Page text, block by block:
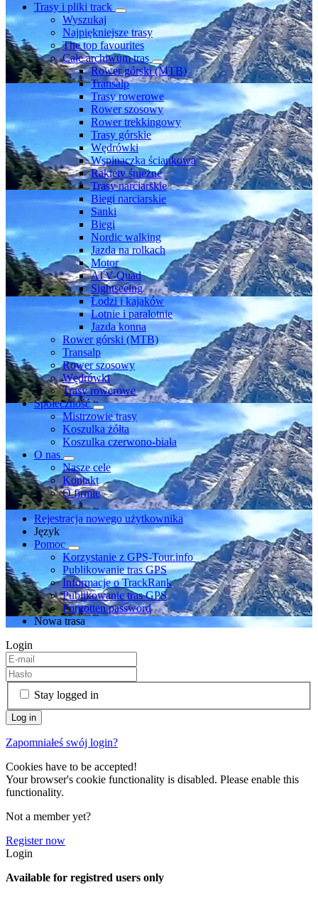
Trasy i pliki track
Wyszukaj
Najpiękniejsze trasy
The top favourites
Całe archiwum tras
Rower górski (MTB)
Transalp
Trasy rowerowe
Rower szosowy
Rower trekkingowy
Trasy górskie
Wędrówki
Wspinaczka ściankowa
Rakiety śnieżne
Trasy narciarskie
Biegi narciarskie
Sanki
Biegi
Nordic walking
Jazda na rolkach
Motor
ATV-Quad
Sightseeing
Łodzi i kajaków
Lotnie i paralotnie
Jazda konna
Rower górski (MTB)
Transalp
Rower szosowy
Wędrówki
Trasy rowerowe
Społeczność
Mistrzowie trasy
Koszulka żółta
Koszulka czerwono-biała
O nas
Nasze cele
Kontakt
O firmie
Rejestracja nowego użytkownika
Język
Pomoc
Korzystanie z GPS-Tour.info
Publikowanie tras GPS
Informacje o TrackRank
Publikowanie tras GPS
Forgotten password
Nowa trasa
Login
Stay logged in
Zapomniałeś swój login?
Cookies have to be accepted!
Your browser's cookie functionality is disabled. Please enable this
functionality.
Not a member yet?
Register now
Login
Available for registred users only